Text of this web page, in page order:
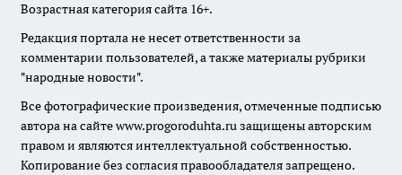
Возрастная категория сайта 16+.
Редакция портала не несет ответственности за
комментарии пользователей, а также материалы рубрики
"народные новости".
Все фотографические произведения, отмеченные подписью
автора на сайте www.progoroduhta.ru защищены авторским
правом и являются интеллектуальной собственностью.
Копирование без согласия правообладателя запрещено.